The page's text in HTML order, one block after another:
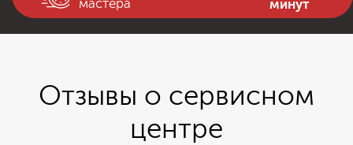
мастера
минут
Отзывы о сервисном
центре